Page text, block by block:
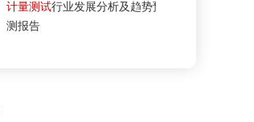
计量测试 行业发展分析及趋势预
测报告